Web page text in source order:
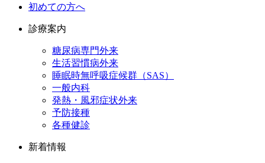
初めての方へ
診療案内
糖尿病専門外来
生活習慣病外来
睡眠時無呼吸症候群（SAS）
一般内科
発熱・風邪症状外来
予防接種
各種健診
新着情報